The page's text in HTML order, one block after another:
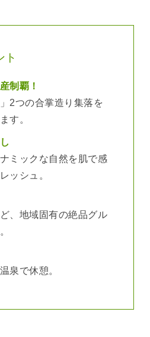
ト
制覇！
」2つの合掌造り集落を
す。
ミックな自然を肌で感
ッシュ。
、地域固有の絶品グル
泉で休憩。